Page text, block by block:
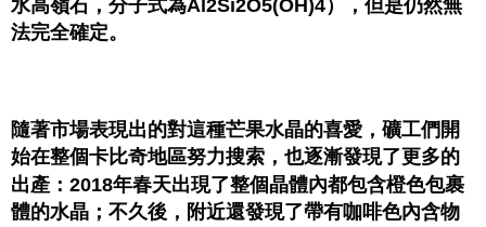
水高嶺石，分子式為Al2Si2O5(OH)4），但是仍然無
法完全確定。
隨著市場表現出的對這種芒果水晶的喜愛，礦工們開
始在整個卡比奇地區努力搜索，也逐漸發現了更多的
出產：2018年春天出現了整個晶體內都包含橙色包裹
體的水晶；不久後，附近還發現了帶有咖啡色內含物